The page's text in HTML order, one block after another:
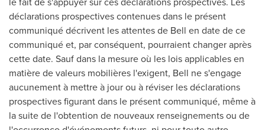
déclarations prospectives contenues dans le présent
communiqué décrivent les attentes de Bell en date de ce
communiqué et, par conséquent, pourraient changer après
cette date. Sauf dans la mesure où les lois applicables en
matière de valeurs mobilières l'exigent, Bell ne s'engage
aucunement à mettre à jour ou à réviser les déclarations
prospectives figurant dans le présent communiqué, même à
la suite de l'obtention de nouveaux renseignements ou de